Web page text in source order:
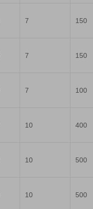
7 150
7 150
7 100
10 400
10 500
10 500